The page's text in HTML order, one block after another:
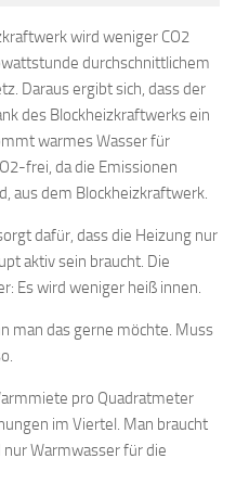
wird weniger CO2
durchschnittlichem
Daraus ergibt sich, dass der
des Blockheizkraftwerks ein
warmes Wasser für
frei, da die Emissionen
aus dem Blockheizkraftwerk.
dafür, dass die Heizung nur
aktiv sein braucht. Die
Es wird weniger heiß innen.
man das gerne möchte. Muss
pro Quadratmeter
im Viertel. Man braucht
Warmwasser für die